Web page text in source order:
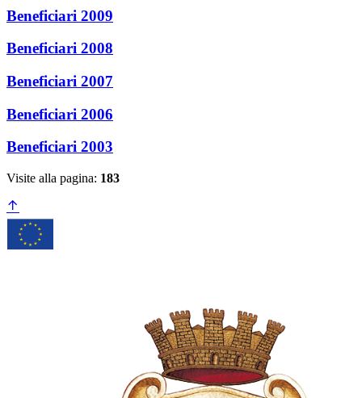
Beneficiari 2009
Beneficiari 2008
Beneficiari 2007
Beneficiari 2006
Beneficiari 2003
Visite alla pagina: 183